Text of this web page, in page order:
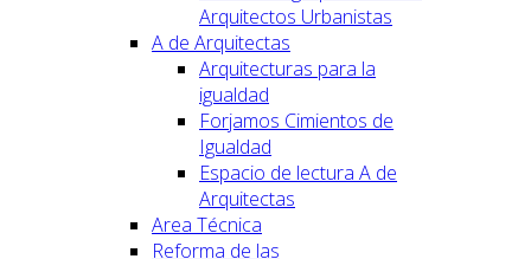
Arquitectos Urbanistas
A de Arquitectas
Arquitecturas para la
igualdad
Forjamos Cimientos de
Igualdad
Espacio de lectura A de
Arquitectas
Area Técnica
Reforma de las